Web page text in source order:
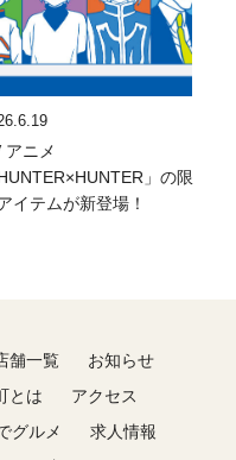
アニメ
HUNTER×HUNTER」の限
イテムが新登場！
舗一覧
お知らせ
とは
アクセス
グルメ
求人情報